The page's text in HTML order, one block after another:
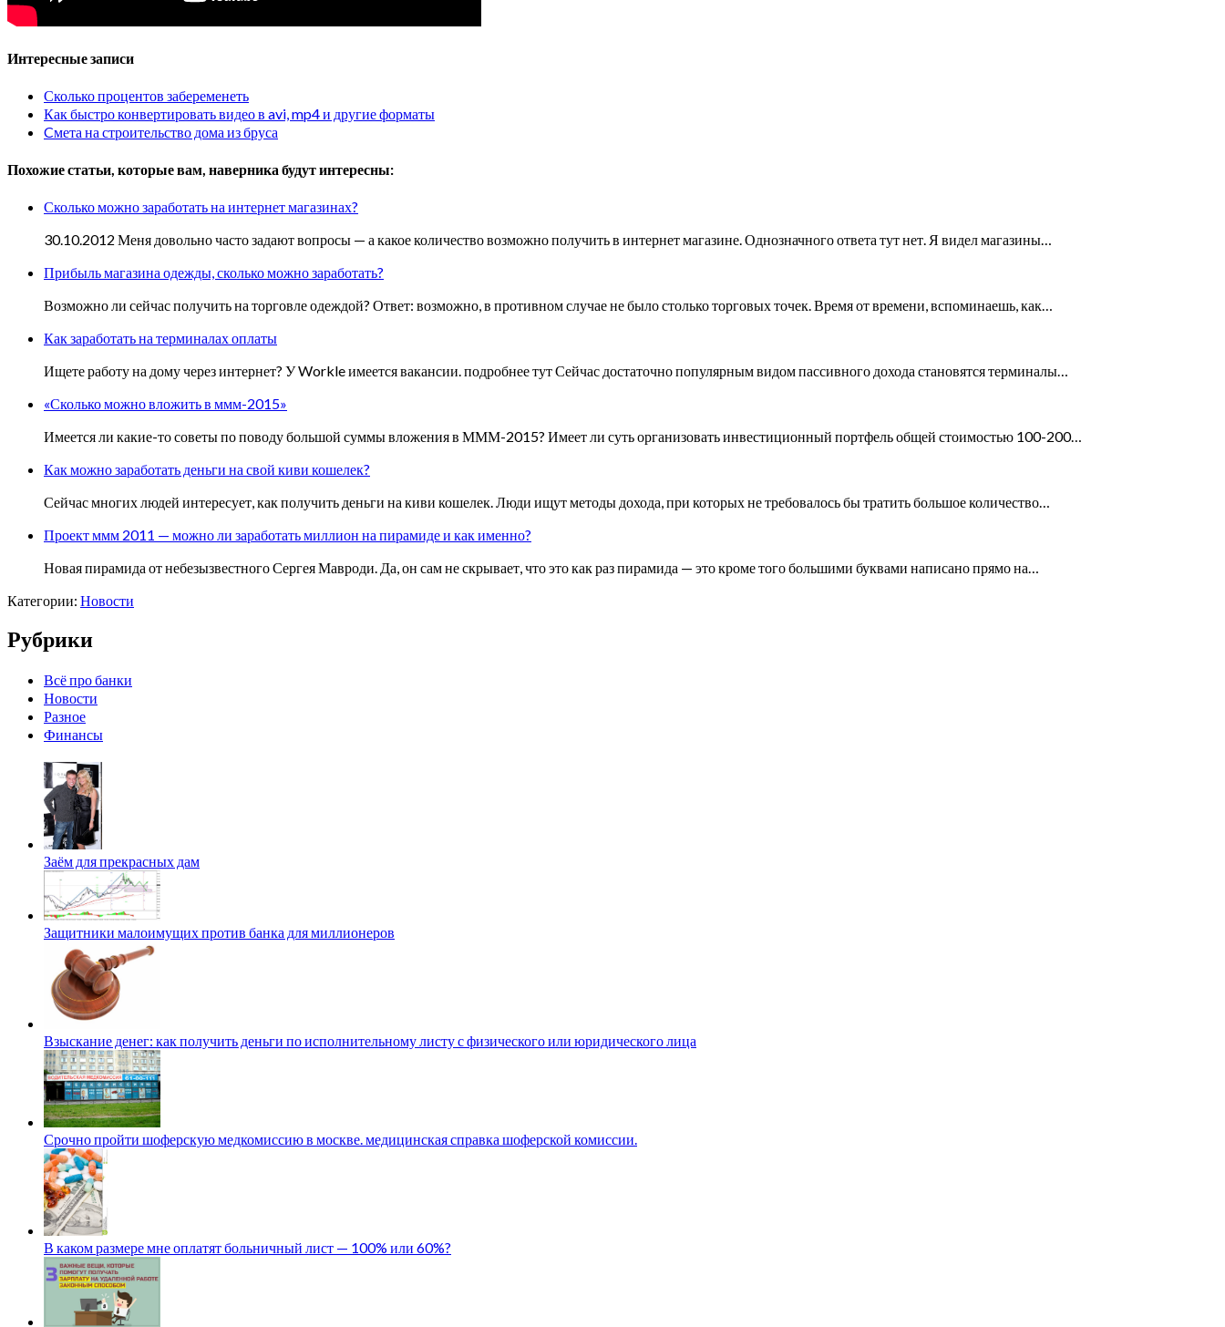
Интересные записи
Сколько процентов забеременеть
Как быстро конвертировать видео в avi, mp4 и другие форматы
Cмета на строительство дома из бруса
Похожие статьи, которые вам, наверника будут интересны:
Сколько можно заработать на интернет магазинах?
30.10.2012 Меня довольно часто задают вопросы — а какое количество возможно получить в интернет магазине. Однозначного ответа тут нет. Я видел магазины…
Прибыль магазина одежды, сколько можно заработать?
Возможно ли сейчас получить на торговле одеждой? Ответ: возможно, в противном случае не было столько торговых точек. Время от времени, вспоминаешь, как…
Как заработать на терминалах оплаты
Ищете работу на дому через интернет? У Workle имеется вакансии. подробнее тут Сейчас достаточно популярным видом пассивного дохода становятся терминалы…
«Сколько можно вложить в ммм-2015»
Имеется ли какие-то советы по поводу большой суммы вложения в МММ-2015? Имеет ли суть организовать инвестиционный портфель общей стоимостью 100-200…
Как можно заработать деньги на свой киви кошелек?
Сейчас многих людей интересует, как получить деньги на киви кошелек. Люди ищут методы дохода, при которых не требовалось бы тратить большое количество…
Проект ммм 2011 — можно ли заработать миллион на пирамиде и как именно?
Новая пирамида от небезызвестного Сергея Мавроди. Да, он сам не скрывает, что это как раз пирамида — это кроме того большими буквами написано прямо на…
Категории: Новости
Рубрики
Всё про банки
Новости
Разное
Финансы
Заём для прекрасных дам
Защитники малоимущих против банка для миллионеров
Взыскание денег: как получить деньги по исполнительному листу с физического или юридического лица
Срочно пройти шоферскую медкомиссию в москве. медицинская справка шоферской комиссии.
В каком размере мне оплатят больничный лист — 100% или 60%?